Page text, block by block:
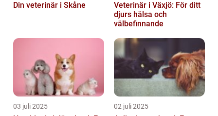
Din veterinär i Skåne
Veterinär i Växjö: För ditt
djurs hälsa och
välbefinnande
03 juli 2025 02 juli 2025